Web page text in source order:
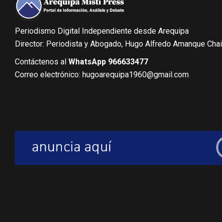
Periodismo Digital Independiente desde Arequipa
Director: Periodista y Abogado, Hugo Alfredo Amanque
Contáctenos al WhatsApp 966633477
Correo electrónico: hugoarequipa1960@gmail.com